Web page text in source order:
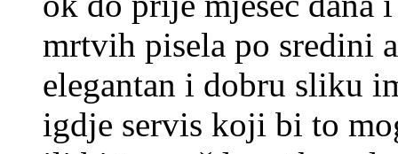
mrtvih pisela po sredini
elegantan i dobru sliku
igdje servis koji bi to